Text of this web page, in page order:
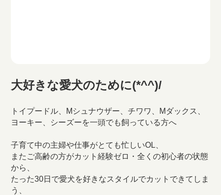
大好きな愛犬のために(*^^)/
トイプードル、Mシュナウザー、チワワ、Mダックス、
ヨーキー、シーズーを一頭でも飼っている方へ
子育て中の主婦や仕事がとても忙しいOL、
またご高齢の方がカット経験ゼロ・全くの初心者の状態
から、
たった30日で愛犬を好きなスタイルでカットできてしま
う、